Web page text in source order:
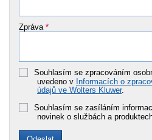
Zpráva *
Souhlasím se zpracováním
uvedeno v Informacích o
údajů ve Wolters Kluwer.
Souhlasím se zasíláním
novinek o službách a